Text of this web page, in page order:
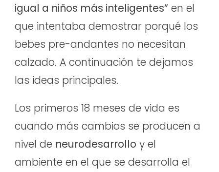
igual a niños más inteligentes” en el
que intentaba demostrar porqué los
bebes pre-andantes no necesitan
calzado. A continuación te dejamos
las ideas principales.
Los primeros 18 meses de vida es
cuando más cambios se producen a
nivel de neurodesarrollo y el
ambiente en el que se desarrolla el